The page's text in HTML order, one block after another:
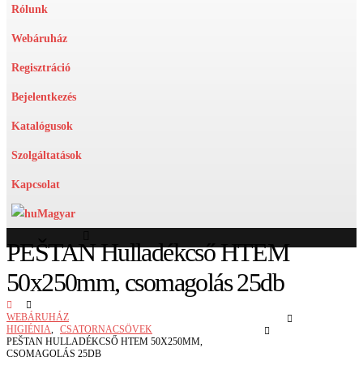
Rólunk
Webáruház
Regisztráció
Bejelentkezés
Katalógusok
Szolgáltatások
Kapcsolat
Magyar
PEŠTAN Hulladékcső HTEM
50x250mm, csomagolás 25db
WEBÁRUHÁZ
HIGIÉNIA
CSATORNACSÖVEK
PEŠTAN HULLADÉKCSŐ HTEM 50X250MM,
CSOMAGOLÁS 25DB